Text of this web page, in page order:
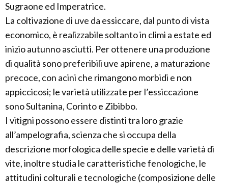
Sugraone ed Imperatrice.
La coltivazione di uve da essiccare, dal punto di vista
economico, è realizzabile soltanto in climi a estate ed
inizio autunno asciutti. Per ottenere una produzione
di qualità sono preferibili uve apirene, a maturazione
precoce, con acini che rimangono morbidi e non
appiccicosi; le varietà utilizzate per l’essiccazione
sono Sultanina, Corinto e Zibibbo.
I vitigni possono essere distinti tra loro grazie
all’ampelografia, scienza che si occupa della
descrizione morfologica delle specie e delle varietà di
vite, inoltre studia le caratteristiche fenologiche, le
attitudini colturali e tecnologiche (composizione delle